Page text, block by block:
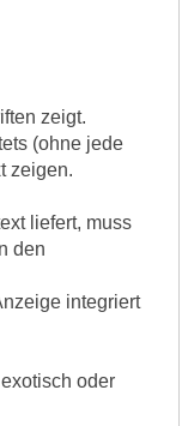
zeigt.
(ohne jede
zeigen.
liefert, muss
den
integriert
oder